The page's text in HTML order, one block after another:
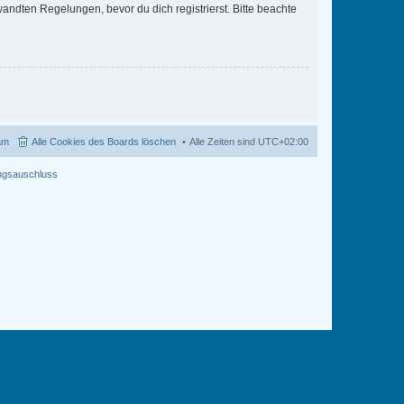
Regelungen, bevor du dich registrierst. Bitte beachte
Alle Zeiten sind UTC+02:00
Alle Cookies des Boards löschen